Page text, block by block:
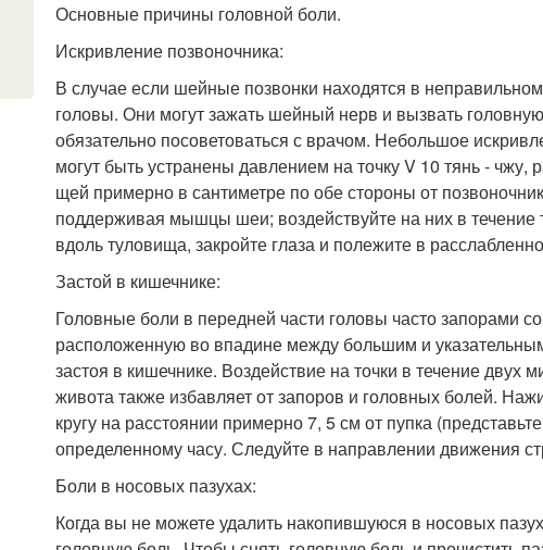
Основные причины головной боли.
Искривление позвоночника:
В случае если шейные позвонки находятся в
головы. Они могут зажать шейный нерв и вызвать
обязательно посоветоваться с врачом. Небольшое
могут быть устранены давлением на точку V 10 тянь -
щей примерно в сантиметре по обе стороны от
поддерживая мышцы шеи; воздействуйте на них в
вдоль туловища, закройте глаза и полежите в
Застой в кишечнике:
Головные боли в передней части головы часто запорами
расположенную во впадине между большим и
застоя в кишечнике. Воздействие на точки в течение
живота также избавляет от запоров и головных болей.
кругу на расстоянии примерно 7, 5 см от пупка
определенному часу. Следуйте в направлении движения
Боли в носовых пазухах:
Когда вы не можете удалить накопившуюся в носовых